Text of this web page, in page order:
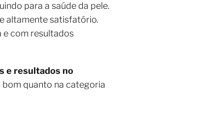
para a saúde da pele.
altamente satisfatório.
e com resultados
e resultados no
quanto na categoria